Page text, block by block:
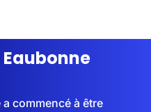
commencé à être